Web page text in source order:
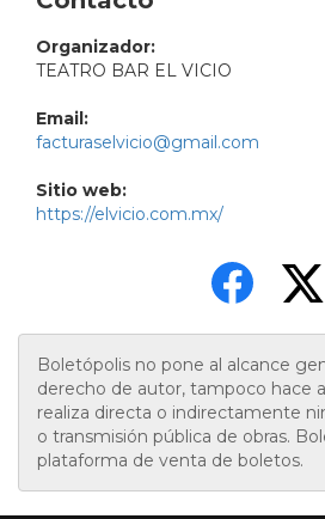
Organizador:
TEATRO BAR EL VICIO
Email:
facturaselvicio@gmail.com
Sitio web:
https://elvicio.com.mx/
Boletópolis no pone al alcance
derecho de autor, tampoco hace
realiza directa o indirectamente
o transmisión pública de obras.
plataforma de venta de boletos.